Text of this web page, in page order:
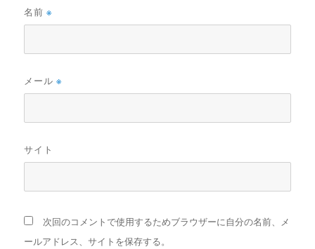
名前※
メール※
サイト
次回のコメントで使用するためブラウザーに自分の名前、メ
ールアドレス、サイトを保存する。